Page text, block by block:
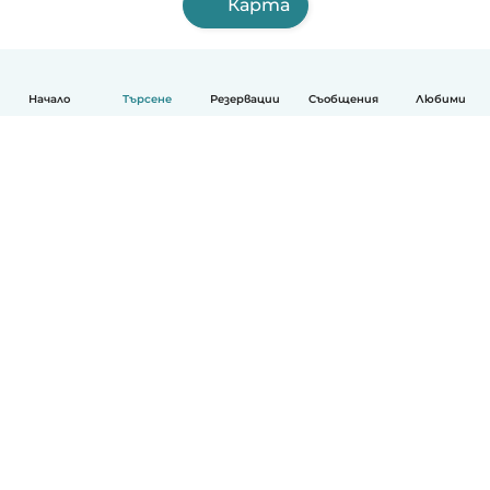
Начало Търсене Резервации Съобщения Любими
Карта